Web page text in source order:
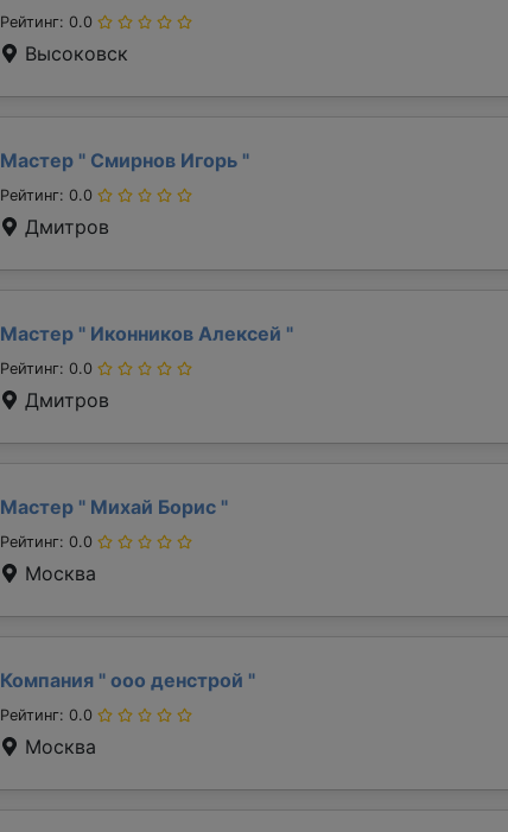
Рейтинг: 0.0
Высоковск
Мастер " Смирнов Игорь "
Рейтинг: 0.0
Дмитров
Мастер " Иконников Алексей "
Рейтинг: 0.0
Дмитров
Мастер " Михай Борис "
Рейтинг: 0.0
Москва
Компания " ооо денстрой "
Рейтинг: 0.0
Москва